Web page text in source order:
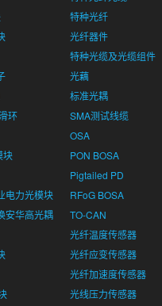
特种光纤
光纤器件
特种光缆及光缆组件
光藕
标准光耦
环
SMA测试线缆
OSA
块
PON BOSA
Pigtailed PD
电力光模块
RFoG BOSA
安华高光耦
TO-CAN
光纤温度传感器
光纤应变传感器
光纤加速度传感器
光线压力传感器